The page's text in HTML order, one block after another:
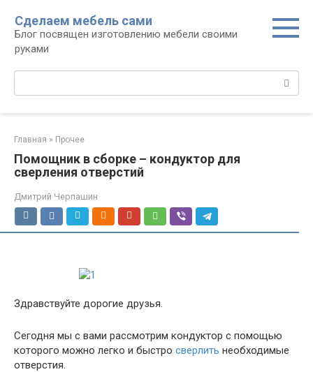
контенту
Сделаем мебель сами
Блог посвящен изготовлению мебели своими
руками
Главная » Прочее
Помощник в сборке – кондуктор для
сверления отверстий
Дмитрий Черпашин
Здравствуйте дорогие друзья.
Сегодня мы с вами рассмотрим кондуктор с помощью
которого можно легко и быстро сверлить необходимые
отверстия.